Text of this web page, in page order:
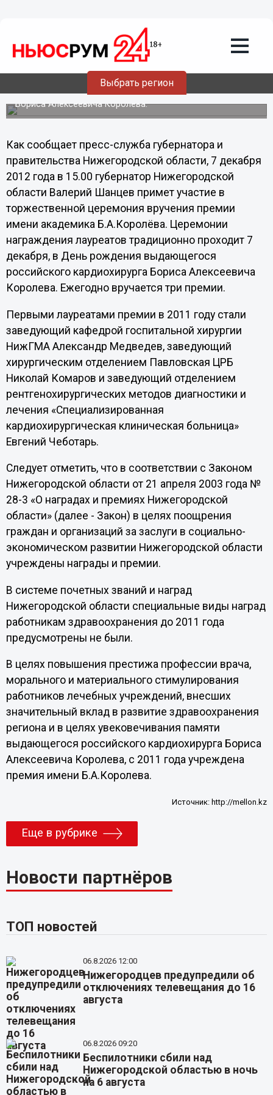
Выбрать регион
Лучших кардиохирургов области
наградят в Нижнем Новгороде
Церемонии награждения лауреатов проходит в День
рождения выдающегося российского кардиохирурга
Бориса Алексеевича Королева.
Как сообщает пресс-служба губернатора и
правительства Нижегородской области, 7 декабря
2012 года в 15.00 губернатор Нижегородской
области Валерий Шанцев примет участие в
торжественной церемония вручения премии
имени академика Б.А.Королёва. Церемонии
награждения лауреатов традиционно проходит 7
декабря, в День рождения выдающегося
российского кардиохирурга Бориса Алексеевича
Королева. Ежегодно вручается три премии.
Первыми лауреатами премии в 2011 году стали
заведующий кафедрой госпитальной хирургии
НижГМА Александр Медведев, заведующий
хирургическим отделением Павловская ЦРБ
Николай Комаров и заведующий отделением
рентгенохирургических методов диагностики и
лечения «Специализированная
кардиохирургическая клиническая больница»
Евгений Чеботарь.
Следует отметить, что в соответствии с Законом
Нижегородской области от 21 апреля 2003 года №
28-3 «О наградах и премиях Нижегородской
области» (далее - Закон) в целях поощрения
граждан и организаций за заслуги в социально-
экономическом развитии Нижегородской области
учреждены награды и премии.
В системе почетных званий и наград
Нижегородской области специальные виды наград
работникам здравоохранения до 2011 года
предусмотрены не были.
В целях повышения престижа профессии врача,
морального и материального стимулирования
работников лечебных учреждений, внесших
значительный вклад в развитие здравоохранения
региона и в целях увековечивания памяти
выдающегося российского кардиохирурга Бориса
Алексеевича Королева, с 2011 года учреждена
премия имени Б.А.Королева.
Источник: http://mellon.kz
Еще в рубрике
Новости партнёров
ТОП новостей
06.8.2026 12:00
Нижегородцев предупредили об
отключениях телевещания до 16
августа
06.8.2026 09:20
Беспилотники сбили над
Нижегородской областью в ночь
на 6 августа